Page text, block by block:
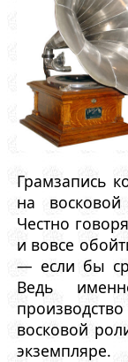
Грамзапись
на
Честно
и вовсе
— если бы
Ведь
восковой
экземпляре.